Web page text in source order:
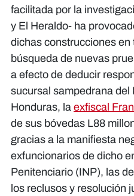
facilitada por la
y El Heraldo- ha
dichas construcciones en
búsqueda de nuevas
a efecto de deducir
sucursal sampedrana del
Honduras, la exfiscal
de sus bóvedas L88
gracias a la manifiesta
exfuncionarios de dicho
Penitenciario (INP), las
los reclusos y resolución